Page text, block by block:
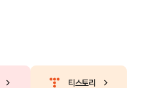
티스토리